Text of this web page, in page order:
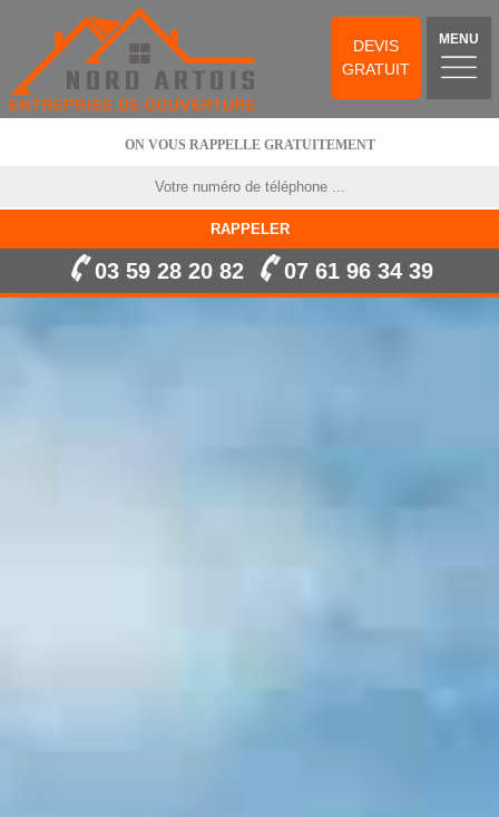
DEVIS
GRATUIT
MENU
ON VOUS RAPPELLE GRATUITEMENT
03 59 28 20 82 07 61 96 34 39